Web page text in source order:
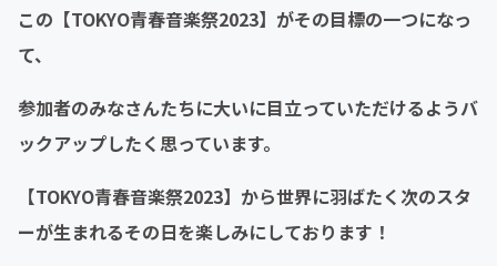
この【TOKYO青春音楽祭2023】がその目標の一つになっ
て、
参加者のみなさんたちに大いに目立っていただけるようバ
ックアップしたく思っています。
【TOKYO青春音楽祭2023】から世界に羽ばたく次のスタ
ーが生まれるその日を楽しみにしております！